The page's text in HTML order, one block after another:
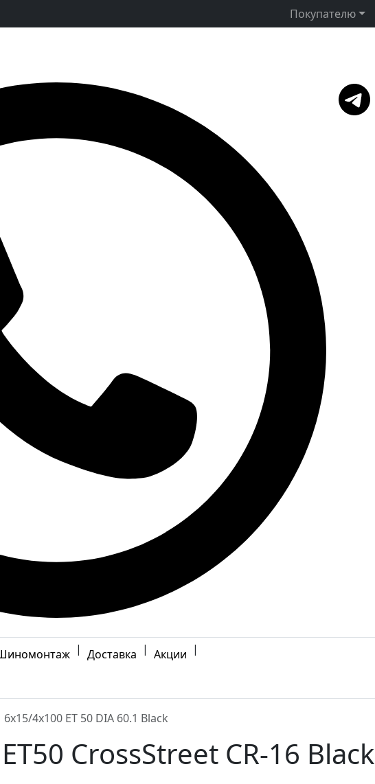
Покупателю
| Доставка | Акции |
6x15/4x100 ET 50 DIA 60.1 Black
CrossStreet CR-16 Black